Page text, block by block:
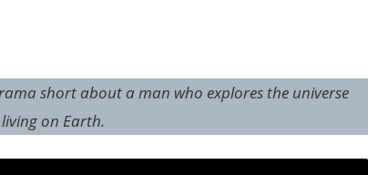
short about a man who explores the universe
on Earth.